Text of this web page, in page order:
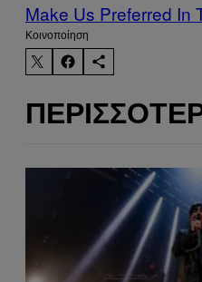
Make Us Preferred In
Kοινοποίηση